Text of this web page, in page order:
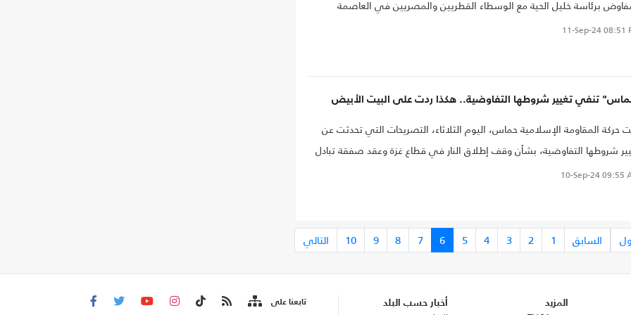
برئاسة خليل الحية مع الوسطاء القطريين والمصريين في العاصمة
الدوحة..
11-Sep-2408:51
تنفي تغيير شروطها التفاوضية.. هكذا ردت على البيت الأبيض
حركة المقاومة الإسلامية حماس، اليوم الثلاثاء، التصريحات التي تحدثت عن
شروطها التفاوضية، بشأن وقف إطلاق النار في قطاع غزة وعقد صفقة تبادل
مع الاحتلال..
10-Sep-2409:55
السابق 1
2
3
4
5
6
7
8
9
10 التالي
المزيد أخبار حسب البلد تابعنا على